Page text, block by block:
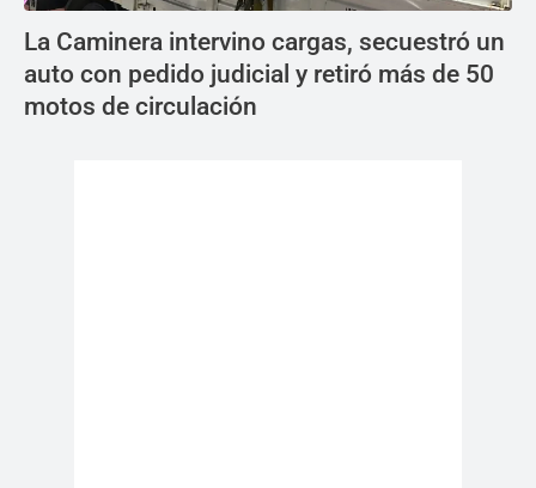
La Caminera intervino cargas, secuestró un
auto con pedido judicial y retiró más de 50
motos de circulación